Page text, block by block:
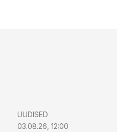
UUDISED
03.08.26, 12:00